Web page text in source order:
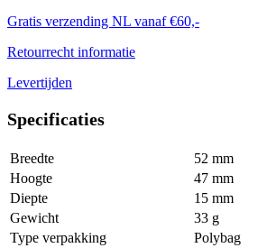
Gratis verzending NL vanaf €60,-
Retourrecht informatie
Levertijden
Specificaties
Breedte
52 mm
Hoogte
47 mm
Diepte
15 mm
Gewicht
33 g
Type verpakking
Polybag